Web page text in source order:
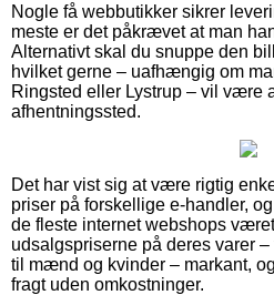
Nogle få webbutikker sikrer
meste er det påkrævet at man
Alternativt skal du snuppe den
hvilket gerne – uafhængig om
Ringsted eller Lystrup – vil være
afhentningssted.
Det har vist sig at være rigtig
priser på forskellige e-handler,
de fleste internet webshops
udsalgspriserne på deres varer
til mænd og kvinder – markant,
fragt uden omkostninger.